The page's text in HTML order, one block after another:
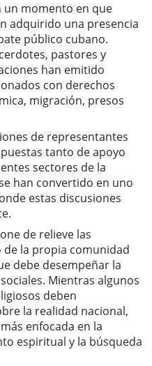
un momento en que
adquirido una presencia
público cubano.
pastores y
han emitido
con derechos
migración, presos
de representantes
tanto de apoyo
sectores de la
han convertido en uno
estas discusiones
de relieve las
la propia comunidad
debe desempeñar la
Mientras algunos
deben
la realidad nacional,
enfocada en la
espiritual y la búsqueda